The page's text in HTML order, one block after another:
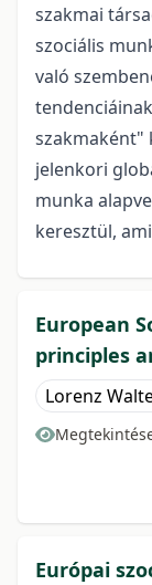
szakmai
szociális
való
szakmaként"
jelenkori
munka
keresztül,
European
principles
Lorenz
Európai